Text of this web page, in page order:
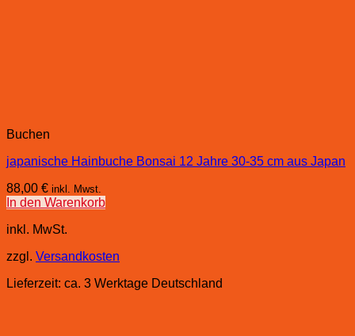
Buchen
japanische Hainbuche Bonsai 12 Jahre 30-35 cm aus Japan
88,00 € inkl. Mwst.
In den Warenkorb
inkl. MwSt.
zzgl. Versandkosten
Lieferzeit: ca. 3 Werktage Deutschland